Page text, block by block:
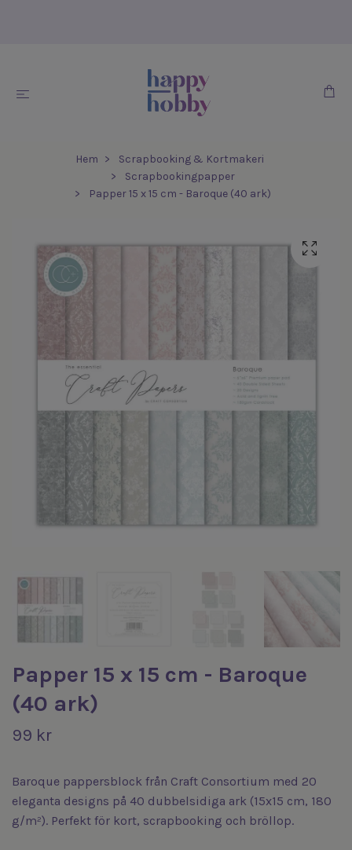
Hem
Scrapbooking & Kortmakeri
Scrapbookingpapper
Papper 15 x 15 cm - Baroque (40 ark)
Papper 15 x 15 cm - Baroque
(40 ark)
99 kr
Baroque pappersblock från Craft Consortium med 20
eleganta designs på 40 dubbelsidiga ark (15x15 cm, 180
g/m²). Perfekt för kort, scrapbooking och bröllop.